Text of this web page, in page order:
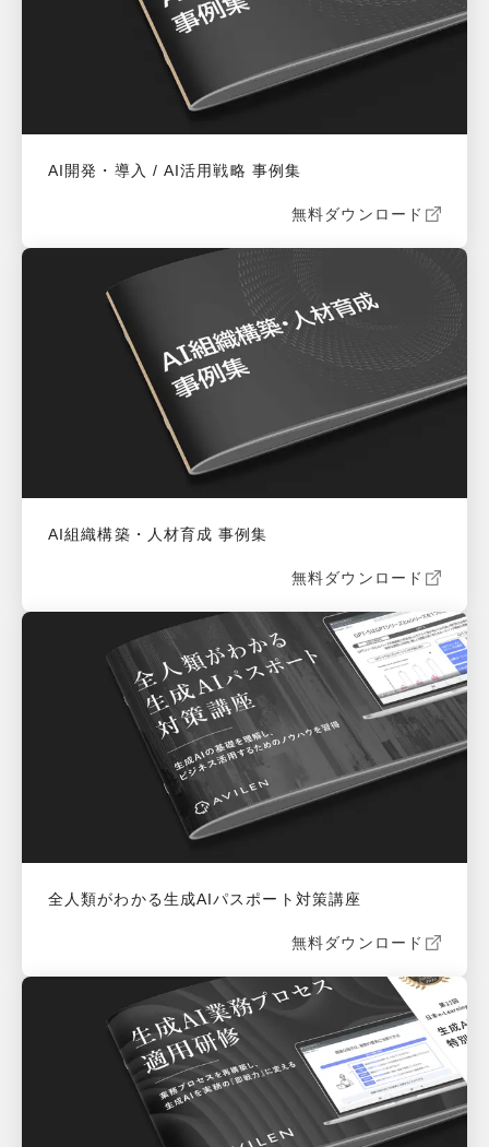
AI開発・導入 / AI活用戦略 事例集
無料ダウンロード
AI組織構築・人材育成 事例集
無料ダウンロード
全人類がわかる生成AIパスポート対策講座
無料ダウンロード